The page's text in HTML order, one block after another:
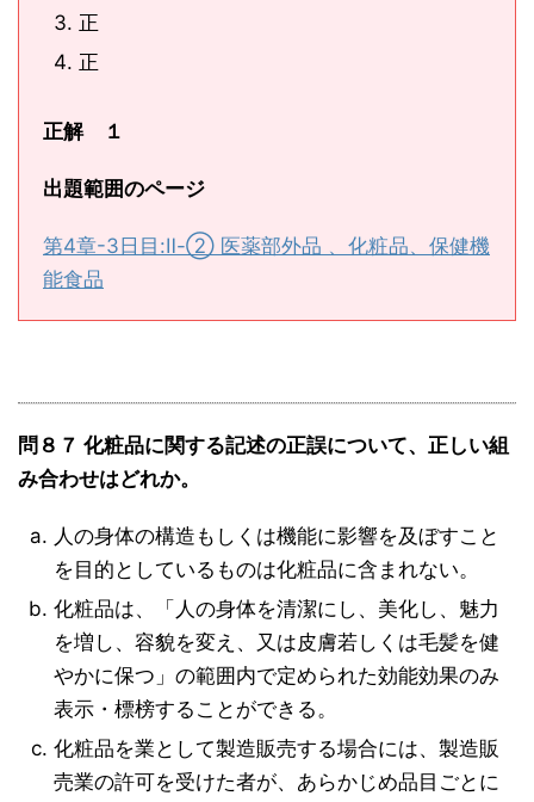
正
正
正解 １
出題範囲のページ
第4章-3日目:Ⅱ-② 医薬部外品 、化粧品、保健機
能食品
問８７ 化粧品に関する記述の正誤について、正しい組
み合わせはどれか。
人の身体の構造もしくは機能に影響を及ぼすこと
を目的としているものは化粧品に含まれない。
化粧品は、「人の身体を清潔にし、美化し、魅力
を増し、容貌を変え、又は皮膚若しくは毛髪を健
やかに保つ」の範囲内で定められた効能効果のみ
表示・標榜することができる。
化粧品を業として製造販売する場合には、製造販
売業の許可を受けた者が、あらかじめ品目ごとに